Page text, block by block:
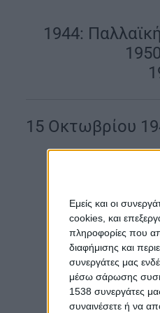
Εμείς και οι
cookies, και
πληροφορίες που
διαφήμισης και
συνεργάτες μας
μέσω σάρωσης
1538 συνεργάτες
συναινέσετε ή να
1944:
15 Οκτωβρίου
Εκείνη την
Εργατούπολης
εξέδωσε η
1944 στο
στην πλατεία
συνεχίστηκε με